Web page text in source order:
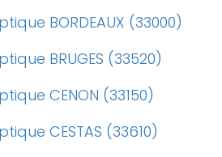
BORDEAUX (33000)
BRUGES (33520)
CENON (33150)
CESTAS (33610)